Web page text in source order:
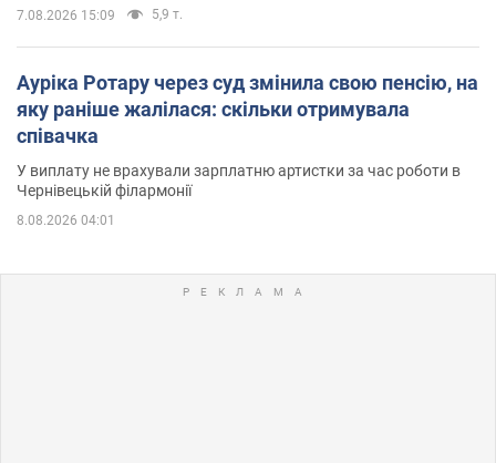
7.08.2026 15:09 5,9 т.
Ауріка Ротару через суд змінила свою пенсію, на
яку раніше жалілася: скільки отримувала
співачка
У виплату не врахували зарплатню артистки за час роботи в
Чернівецькій філармонії
8.08.2026 04:01